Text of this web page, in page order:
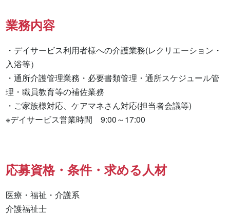
業務内容
・デイサービス利用者様への介護業務(レクリエーション・
入浴等）
・通所介護管理業務・必要書類管理・通所スケジュール管
理・職員教育等の補佐業務
・ご家族様対応、ケアマネさん対応(担当者会議等)
※デイサービス営業時間　9:00～17:00
応募資格・条件・求める人材
医療・福祉・介護系
介護福祉士